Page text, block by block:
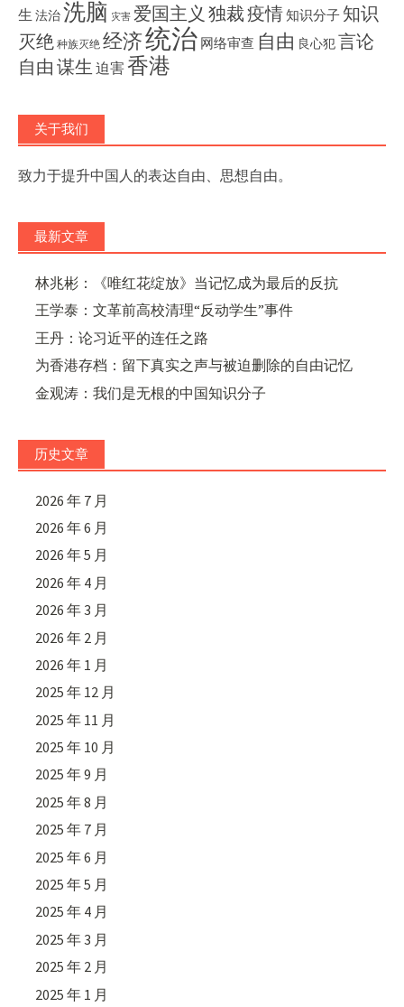
生 法治洗脑 灾害 爱国主义 独裁疫情知识分子 知识
灭绝 种族灭绝 经济统治 网络审查 自由 良心犯言论
自由 谋生 迫害香港
关于我们
致力于提升中国人的表达自由、思想自由。
最新文章
林兆彬：《唯红花绽放》当记忆成为最后的反抗
王学泰：文革前高校清理“反动学生”事件
王丹：论习近平的连任之路
为香港存档：留下真实之声与被迫删除的自由记忆
金观涛：我们是无根的中国知识分子
历史文章
2026 年 7 月
2026 年 6 月
2026 年 5 月
2026 年 4 月
2026 年 3 月
2026 年 2 月
2026 年 1 月
2025 年 12 月
2025 年 11 月
2025 年 10 月
2025 年 9 月
2025 年 8 月
2025 年 7 月
2025 年 6 月
2025 年 5 月
2025 年 4 月
2025 年 3 月
2025 年 2 月
2025 年 1 月